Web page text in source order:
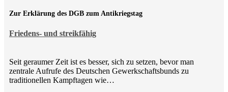
Friedens- und streikfähig
Zur Erklärung des DGB zum Antikriegstag
Seit geraumer Zeit ist es besser, sich zu setzen, bevor man
zentrale Aufrufe des Deutschen Gewerkschaftsbunds zu
traditionellen Kampftagen wie…